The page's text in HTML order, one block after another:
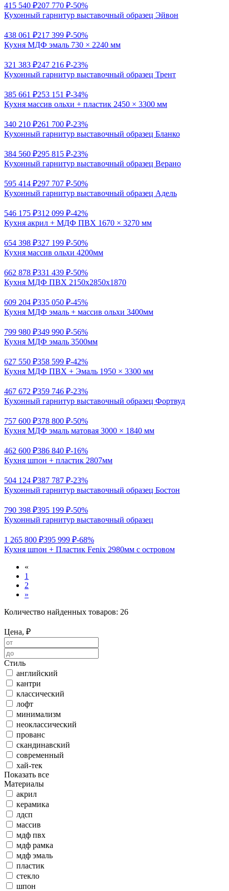
415 540 ₽207 770 ₽-50%
Кухонный гарнитур выставочный образец Эйвон
438 061 ₽217 399 ₽-50%
Кухня МДФ эмаль 730 × 2240 мм
321 383 ₽247 216 ₽-23%
Кухонный гарнитур выставочный образец Трент
385 661 ₽253 151 ₽-34%
Кухня массив ольхи + пластик 2450 × 3300 мм
340 210 ₽261 700 ₽-23%
Кухонный гарнитур выставочный образец Бланко
384 560 ₽295 815 ₽-23%
Кухонный гарнитур выставочный образец Верано
595 414 ₽297 707 ₽-50%
Кухонный гарнитур выставочный образец Адель
546 175 ₽312 099 ₽-42%
Кухня акрил + МДФ ПВХ 1670 × 3270 мм
654 398 ₽327 199 ₽-50%
Кухня массив ольхи 4200мм
662 878 ₽331 439 ₽-50%
Кухня МДФ ПВХ 2150x2850x1870
609 204 ₽335 050 ₽-45%
Кухня МДФ эмаль + массив ольхи 3400мм
799 980 ₽349 990 ₽-56%
Кухня МДФ эмаль 3500мм
627 550 ₽358 599 ₽-42%
Кухня МДФ ПВХ + Эмаль 1950 × 3300 мм
467 672 ₽359 746 ₽-23%
Кухонный гарнитур выставочный образец Фортвуд
757 600 ₽378 800 ₽-50%
Кухня МДФ эмаль матовая 3000 × 1840 мм
462 600 ₽386 840 ₽-16%
Кухня шпон + пластик 2807мм
504 124 ₽387 787 ₽-23%
Кухонный гарнитур выставочный образец Бостон
790 398 ₽395 199 ₽-50%
Кухонный гарнитур выставочный образец
1 265 800 ₽395 999 ₽-68%
Кухня шпон + Пластик Fenix 2980мм с островом
«
1
2
»
Количество найденных товаров: 26
Цена, ₽
Стиль
английский
кантри
классический
лофт
минимализм
неоклассический
прованс
скандинавский
современный
хай-тек
Показать все
Материалы
акрил
керамика
лдсп
массив
мдф пвх
мдф рамка
мдф эмаль
пластик
стекло
шпон